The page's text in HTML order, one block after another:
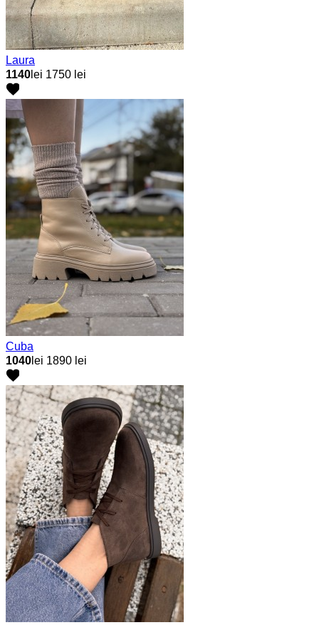
Laura
1140 lei 1750 lei
Cuba
1040 lei 1890 lei